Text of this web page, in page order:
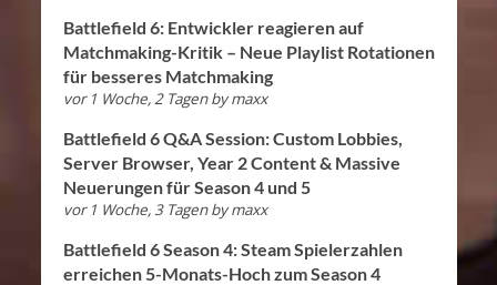
Battlefield 6: Entwickler reagieren auf
Matchmaking-Kritik – Neue Playlist Rotationen
für besseres Matchmaking
vor 1 Woche, 2 Tagen bymaxx
Battlefield 6 Q&A Session: Custom Lobbies,
Server Browser, Year 2 Content & Massive
Neuerungen für Season 4 und 5
vor 1 Woche, 3 Tagen bymaxx
Battlefield 6 Season 4: Steam Spielerzahlen
erreichen 5-Monats-Hoch zum Season 4